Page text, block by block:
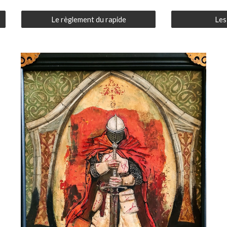
Le règlement du rapide